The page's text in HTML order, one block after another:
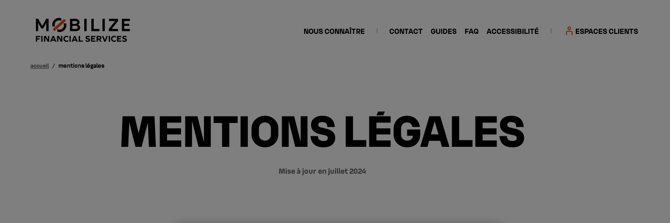
NOUS CONNAÎTRE CONTACT GUIDES FAQ ACCESSIBILITÉ ESPACES CLIENTS
accueil / mentions légales
MENTIONS LÉGALES
Mise à jour en juillet 2024